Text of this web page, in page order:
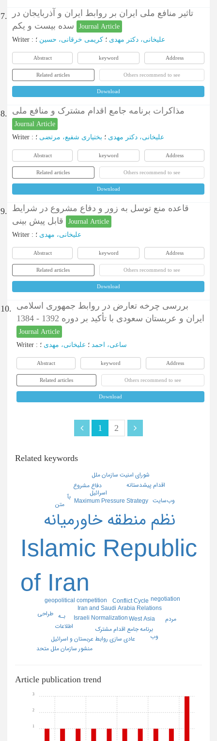
7.
تاثیر منافع ملی ایران بر روابط ایران و آذربایجان در
Journal Article
Writer : علیخانی، دکتر مهدی ؛ کریمی خرقانی، حسین ؛
Abstract keyword Address
Related articles Others recommend to see
Download
8. مذاکرات برنامه جامع اقدام مشترک و منافع ملی
Journal Article
Writer : علیخانی، دکتر مهدی ؛ بختیاری شفیع، مرتضی ؛
Abstract keyword Address
Related articles Others recommend to see
Download
9. قاعده منع توسل به زور و دفاع مشروع در شرایط
Journal Article
Writer : علیخانی، مهدی ؛
Abstract keyword Address
Related articles Others recommend to see
Download
10. بررسی چرخه تعارض در روابط جمهوری اسلامی
ایران و عربستان سعودی با تأکید بر دوره 1392 - 1384
Journal Article
Writer : ساعی، احمد ؛ علیخانی، مهدی ؛
Abstract keyword Address
Related articles Others recommend to see
Download
1 2
Related keywords
Islamic Republic
of Iran
نظم منطقه خاورمیانه
Conflict Cycle
geopolitical competition
Iran and Saudi Arabia Relations
Israeli Normalization
Maximum Pressure Strategy
negotiation
West Asia
اسرائیل
برنامه جامع اقدام مشترک
عادی سازی روابط عربستان و اسرائیل
اطلاعات
اقدام پیشدستانه
بآ
بـه
دفاع مشروع
شورای امنیت سازمان ملل
طراحی
متن
مردم
منشور سازمان ملل متحد
وب
وب‌سایت
Article publication trend
1
2
3